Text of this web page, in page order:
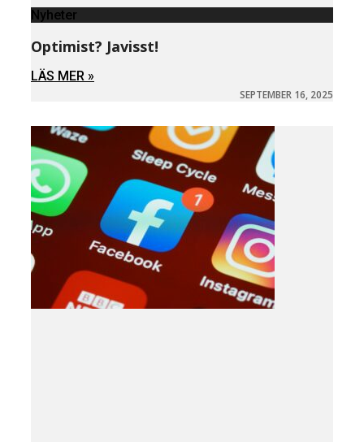
Nyheter
Optimist? Javisst!
LÄS MER »
SEPTEMBER 16, 2025